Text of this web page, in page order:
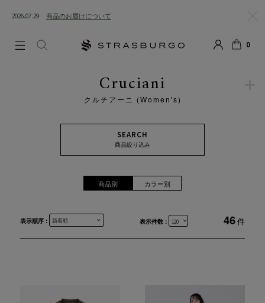
2026.07.29 商品のお届けについて
0
Cruciani
クルチアーニ (Women's)
SEARCH
商品絞り込み
商品別 カラー別
表示順序 : 表示件数 : 46件